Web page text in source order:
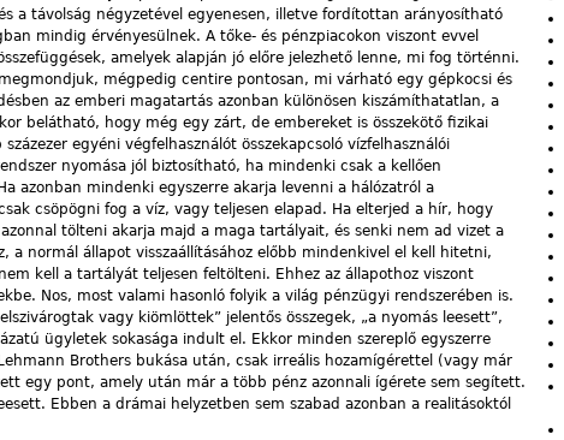
a távolság négyzetével egyenesen, illetve fordítottan arányosítható
mindig érvényesülnek. A tőke- és pénzpiacokon viszont evvel
amelyek alapján jó előre jelezhető lenne, mi fog történni.
mégpedig centire pontosan, mi várható egy gépkocsi és
az emberi magatartás azonban különösen kiszámíthatatlan, a
belátható, hogy még egy zárt, de embereket is összekötő fizikai
egyéni végfelhasználót összekapcsoló vízfelhasználói
nyomása jól biztosítható, ha mindenki csak a kellően
azonban mindenki egyszerre akarja levenni a hálózatról a
csöpögni fog a víz, vagy teljesen elapad. Ha elterjed a hír, hogy
tölteni akarja majd a maga tartályait, és senki nem ad vizet a
a normál állapot visszaállításához előbb mindenkivel el kell hitetni,
kell a tartályát teljesen feltölteni. Ehhez az állapothoz viszont
Nos, most valami hasonló folyik a világ pénzügyi rendszerében is.
vagy kiömlöttek” jelentős összegek, „a nyomás leesett”,
ügyletek sokasága indult el. Ekkor minden szereplő egyszerre
Brothers bukása után, csak irreális hozamígérettel (vagy már
egy pont, amely után már a több pénz azonnali ígérete sem segített.
Ebben a drámai helyzetben sem szabad azonban a realitásoktól